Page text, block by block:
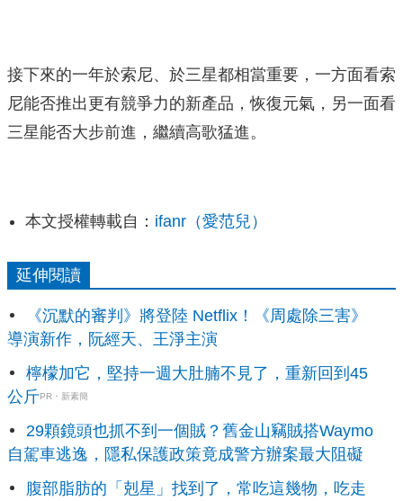
接下來的一年於索尼、於三星都相當重要，一方面看索
尼能否推出更有競爭力的新產品，恢復元氣，另一面看
三星能否大步前進，繼續高歌猛進。
本文授權轉載自： ifanr（愛范兒）
延伸閱讀
《沉默的審判》將登陸 Netflix！《周處除三害》
導演新作，阮經天、王淨主演
檸檬加它，堅持一週大肚腩不見了，重新回到45
公斤PR・新素簡
29顆鏡頭也抓不到一個賊？舊金山竊賊搭Waymo
自駕車逃逸，隱私保護政策竟成警方辦案最大阻礙
腹部脂肪的「剋星」找到了，常吃這幾物，吃走